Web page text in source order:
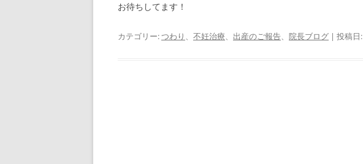
お待ちしてます！
カテゴリー:つわり 、 不妊治療、 出産のご報告、 院長ブログ | 投稿日: